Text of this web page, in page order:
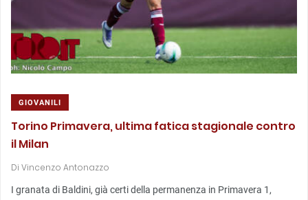
GIOVANILI
Torino Primavera, ultima fatica stagionale contro
il Milan
Di Vincenzo Antonazzo
I granata di Baldini, già certi della permanenza in Primavera 1,